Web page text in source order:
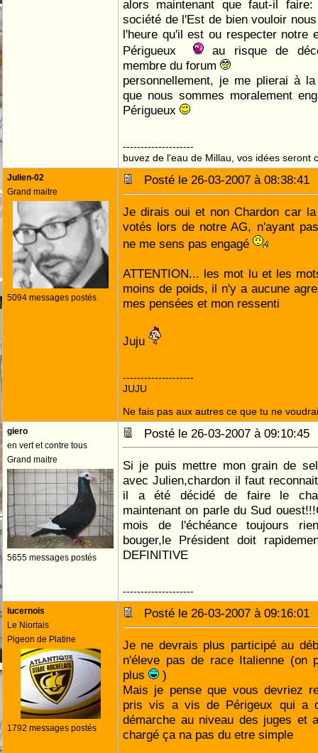
alors maintenant que faut-il
société de l'Est de bien vouloir
l'heure qu'il est ou respecter notre
Périgueux
au risque de
membre du forum
personnellement, je me plierai à
que nous sommes moralement
Périgueux
--------------------
buvez de l'eau de Millau, vos idées seront
Julien-02
Grand maitre
5094 messages postés
Posté le 26-03-2007 à
Je dirais oui et non Chardon car
votés lors de notre AG, n'ayant
ne me sens pas engagé
ATTENTION... les mot lu et les
moins de poids, il n'y a aucune
mes pensées et mon ressenti
Juju
--------------------
JUJU
Ne fais pas aux autres ce que tu ne
giero
en vert et contre tous
Grand maitre
5655 messages postés
Posté le 26-03-2007 à
Si je puis mettre mon grain de
avec Julien,chardon il faut
il a été décidé de faire le
maintenant on parle du Sud
mois de l'échéance toujours
bouger,le Président doit
DEFINITIVE
--------------------
lucernois
Le Niortais
Pigeon de Platine
1792 messages postés
Posté le 26-03-2007 à
Je ne devrais plus participé au
n'éleve pas de race Italienne (on
plus
)
Mais je pense que vous devriez
pris vis a vis de Périgeux qui a
démarche au niveau des juges et
chargé ça na pas du etre simple